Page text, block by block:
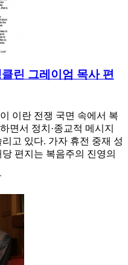
린 그레이엄 목사 편
이란 전쟁 국면 속에서 복
면서 정치·종교적 메시지
고 있다. 가자 휴전 중재 성
편지는 복음주의 진영의